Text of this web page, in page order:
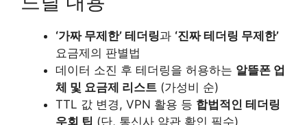
‘가짜 무제한’ 테더링과 ‘진짜 테더링 무제한’
요금제의 판별법
데이터 소진 후 테더링을 허용하는 알뜰폰 업
체 및 요금제 리스트 (가성비 순)
TTL 값 변경, VPN 활용 등 합법적인 테더링
우회 팁 (단, 통신사 약관 확인 필수)